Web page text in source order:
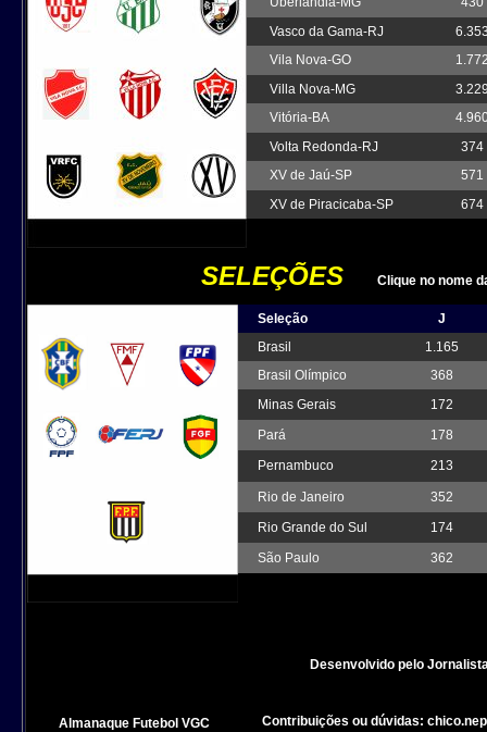
Vasco da Gama-RJ
Vila Nova-GO
Villa Nova-MG
Vitória-BA
Volta Redonda-RJ
374
XV de Jaú-SP
571
XV de Piracicaba-SP
674
SELEÇÕES Clique no nome
Seleção
J
Brasil
1.165
Brasil Olímpico
368
Minas Gerais
172
Pará
178
Pernambuco
213
Rio de Janeiro
352
Rio Grande do Sul
174
São Paulo
362
Almanaque Futebol VGC
Desenvolvido pelo
Contribuições ou dúvidas: